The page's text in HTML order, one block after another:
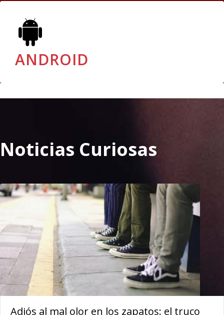
ANDROID
Noticias Curiosas
Adiós al mal olor en los zapatos: el truco